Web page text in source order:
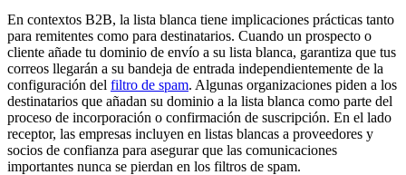
En contextos B2B, la lista blanca tiene implicaciones prácticas tanto
para remitentes como para destinatarios. Cuando un prospecto o
cliente añade tu dominio de envío a su lista blanca, garantiza que tus
correos llegarán a su bandeja de entrada independientemente de la
configuración del filtro de spam. Algunas organizaciones piden a los
destinatarios que añadan su dominio a la lista blanca como parte del
proceso de incorporación o confirmación de suscripción. En el lado
receptor, las empresas incluyen en listas blancas a proveedores y
socios de confianza para asegurar que las comunicaciones
importantes nunca se pierdan en los filtros de spam.